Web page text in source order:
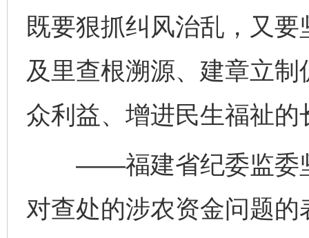
既要狠抓纠风治乱，又
及里查根溯源、建章立
众利益、增进民生福祉的
——福建省纪委监委坚
对查处的涉农资金问题